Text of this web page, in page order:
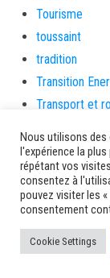
Tourisme
toussaint
tradition
Transition
Transport et
Travaux
Travaux THD
travaux utiles
TSUNAMI
TZCLD
Nous utilisons
l'expérience la
répétant vos
consentez à
pouvez visiter les
consentement
Cookie Settings